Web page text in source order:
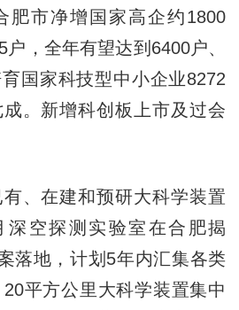
市净增国家高企约1800
，全年有望达到6400户、
国家科技型中小企业8272
。新增科创板上市及过会
在建和预研大科学装置
深空探测实验室在合肥揭
落地，计划5年内汇集各类
平方公里大科学装置集中